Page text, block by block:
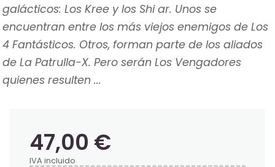
galácticos: Los Kree y los Shi ar. Unos se
encuentran entre los más viejos enemigos de Los
4 Fantásticos. Otros, forman parte de los aliados
de La Patrulla-X. Pero serán Los Vengadores
quienes resulten ...
47,00 €
IVA incluido